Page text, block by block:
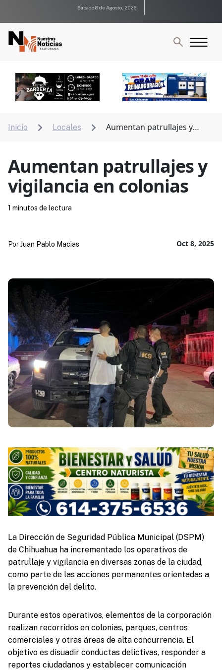
Sábado 8 de Agosto, 2026
Inicio  Locales 
Aumentan patrullajes y
Aumentan patrullajes y
vigilancia en colonias
Oct 8, 2025
PorJuan Pablo Macias
1 minutos de lectura
La Dirección de Seguridad Pública Municipal (DSPM)
de Chihuahua ha incrementado los operativos de
patrullaje y vigilancia en diversas zonas de la ciudad,
como parte de las acciones permanentes orientadas a
la prevención del delito.
Durante estos operativos, elementos de la corporación
realizan recorridos en colonias, parques, centros
comerciales y otras áreas de alta concurrencia. El
objetivo es disuadir conductas delictivas, responder a
reportes ciudadanos y establecer comunicación